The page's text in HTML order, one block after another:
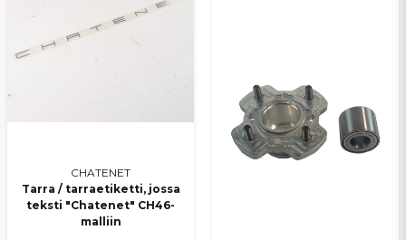
CHATENET
Tarra / tarraetiketti, jossa
teksti "Chatenet" CH46-
malliin
Lähetä kysymys